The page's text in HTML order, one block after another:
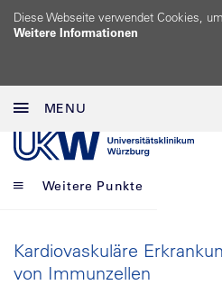
Diese Webseite verwendet Cookies,
Weitere Informationen
MENU
Weitere Punkte
Kardiovaskuläre
von Immunzellen